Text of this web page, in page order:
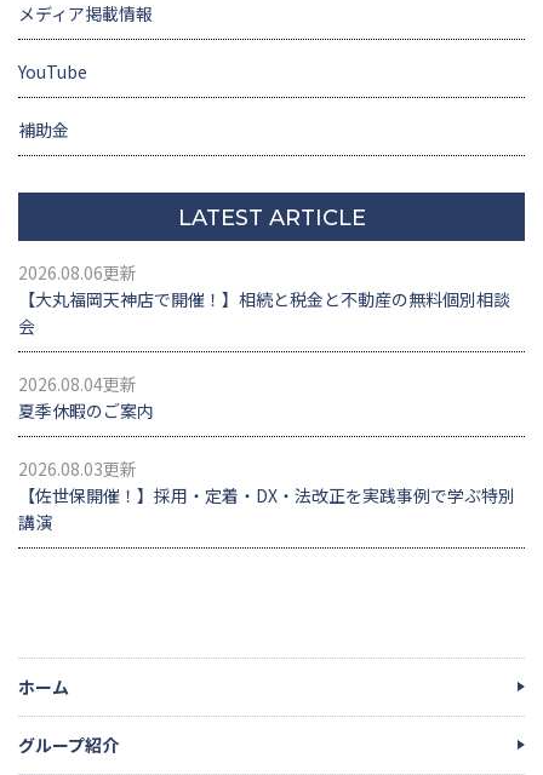
メディア掲載情報
YouTube
補助金
LATEST ARTICLE
2026.08.06更新
【大丸福岡天神店で開催！】相続と税金と不動産の無料個別相談
会
2026.08.04更新
夏季休暇のご案内
2026.08.03更新
【佐世保開催！】採用・定着・DX・法改正を実践事例で学ぶ特別
講演
ホーム
グループ紹介